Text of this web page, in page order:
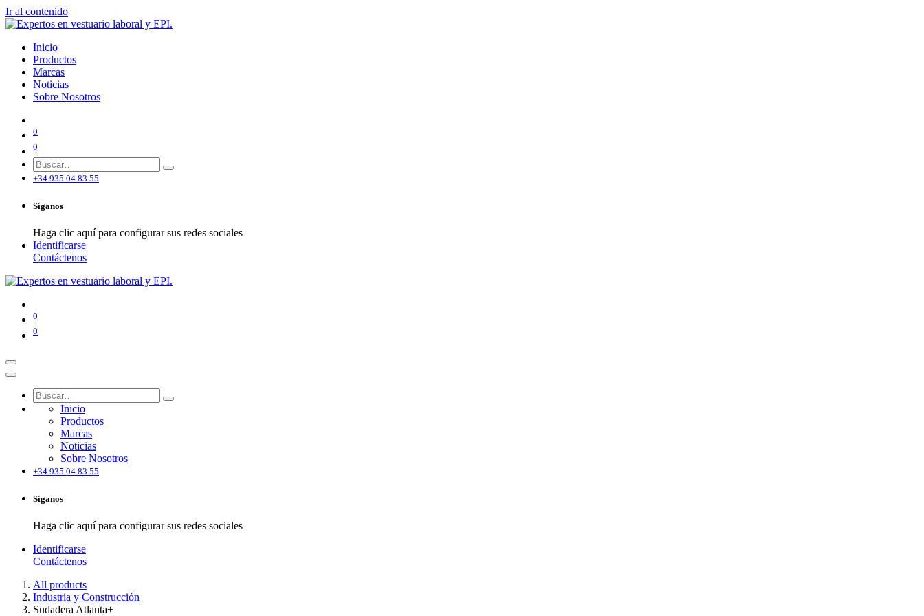
Ir al contenido
Inicio
Productos
Marcas
Noticias
Sobre Nosotros
0
0
+34 935 04 83 55
Síganos
Haga clic aquí para configurar sus redes sociales
Identificarse
Contáctenos
0
0
Inicio
Productos
Marcas
Noticias
Sobre Nosotros
+34 935 04 83 55
Síganos
Haga clic aquí para configurar sus redes sociales
Identificarse
Contáctenos
All products
Industria y Construcción
Sudadera Atlanta+